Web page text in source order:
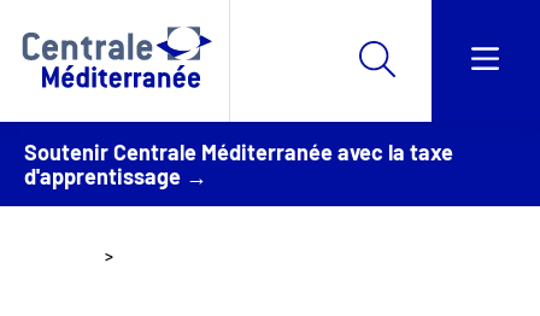
Soutenir Centrale Méditerranée avec la taxe
d'apprentissage →